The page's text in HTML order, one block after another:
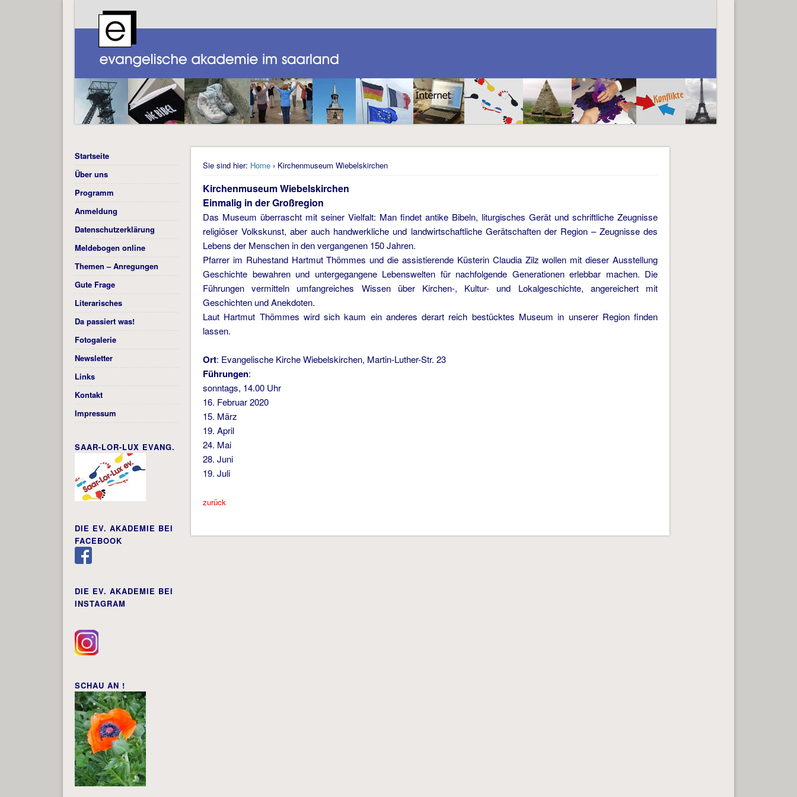
Sie sind hier: Home › Kirchenmuseum Wiebelskirchen
Kirchenmuseum Wiebelskirchen
Einmalig in der Großregion
Das Museum überrascht mit seiner Vielfalt: Man findet antike Bibeln, liturgisches Gerät und schriftliche Zeugnisse
religiöser Volkskunst, aber auch handwerkliche und landwirtschaftliche Gerätschaften der Region – Zeugnisse des
Lebens der Menschen in den vergangenen 150 Jahren.
Pfarrer im Ruhestand Hartmut Thömmes und die assistierende Küsterin Claudia Zilz wollen mit dieser Ausstellung
Geschichte bewahren und untergegangene Lebenswelten für nachfolgende Generationen erlebbar machen. Die
Führungen vermitteln umfangreiches Wissen über Kirchen-, Kultur- und Lokalgeschichte, angereichert mit
Geschichten und Anekdoten.
Laut Hartmut Thömmes wird sich kaum ein anderes derart reich bestücktes Museum in unserer Region finden
lassen.
Ort: Evangelische Kirche Wiebelskirchen, Martin-Luther-Str. 23
Führungen:
sonntags, 14.00 Uhr
16. Februar 2020
15. März
19. April
24. Mai
28. Juni
19. Juli
zurück
Startseite
Über uns
Programm
Anmeldung
Datenschutzerklärung
Meldebogen online
Themen – Anregungen
Gute Frage
Literarisches
Da passiert was!
Fotogalerie
Newsletter
Links
Kontakt
Impressum
SAAR-LOR-LUX EVANG.
DIE EV. AKADEMIE BEI
FACEBOOK
DIE EV. AKADEMIE BEI
INSTAGRAM
SCHAU AN !